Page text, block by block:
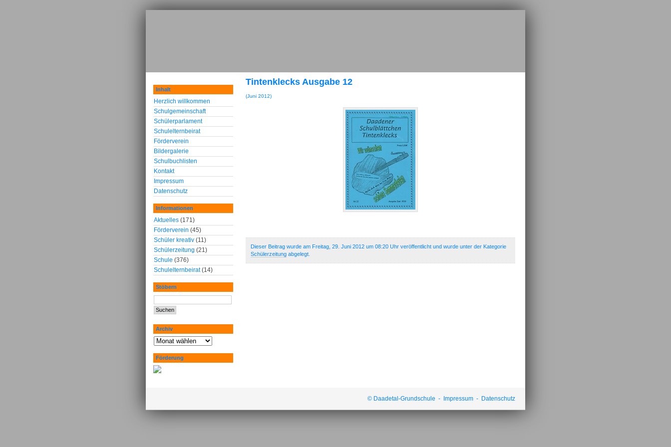
Tintenklecks Ausgabe 12
(Juni 2012)
Dieser Beitrag wurde am Freitag, 29. Juni 2012 um 08:20 Uhr veröffentlicht und wurde unter der Kategorie
Schülerzeitung abgelegt.
Inhalt
Herzlich willkommen
Schulgemeinschaft
Schülerparlament
Schulelternbeirat
Förderverein
Bildergalerie
Schulbuchlisten
Kontakt
Impressum
Datenschutz
Informationen
Aktuelles (171)
Förderverein (45)
Schüler kreativ (11)
Schülerzeitung (21)
Schule (376)
Schulelternbeirat(14)
Stöbern
Archiv
Förderung
© Daadetal-Grundschule - Impressum - Datenschutz